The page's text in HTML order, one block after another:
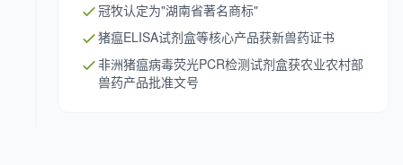
冠牧认定为"湖南省著名商标"
猪瘟ELISA试剂盒等核心产品获新兽药证书
非洲猪瘟病毒荧光PCR检测试剂盒获农业农村部
兽药产品批准文号